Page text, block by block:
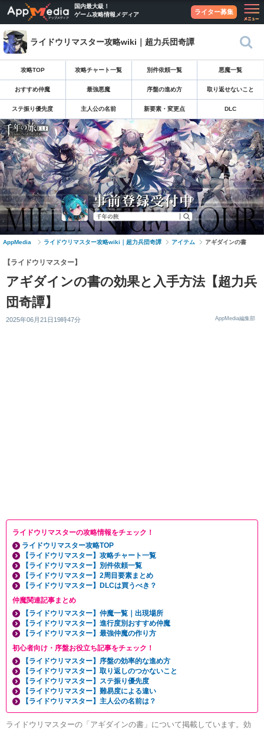
国内最大級！
ゲーム攻略情報メディア
ライター募集
ライドウリマスター攻略wiki｜超力兵団奇譚
攻略TOP 攻略チャート一覧 別件依頼一覧 悪魔一覧
おすすめ仲魔 最強悪魔 序盤の進め方 取り返せないこと
ステ振り優先度 主人公の名前 新要素・変更点 DLC
AppMedia ライドウリマスター攻略wiki｜超力兵団奇譚 アイテム アギダインの書
【ライドウリマスター】
アギダインの書の効果と入手方法【超力兵
団奇譚】
2025年06月21日19時47分 AppMedia編集部
ライドウリマスターの攻略情報をチェック！
ライドウリマスター攻略TOP
【ライドウリマスター】攻略チャート一覧
【ライドウリマスター】別件依頼一覧
【ライドウリマスター】2周目要素まとめ
【ライドウリマスター】DLCは買うべき？
仲魔関連記事まとめ
【ライドウリマスター】仲魔一覧｜出現場所
【ライドウリマスター】進行度別おすすめ仲魔
【ライドウリマスター】最強仲魔の作り方
初心者向け・序盤お役立ち記事をチェック！
【ライドウリマスター】序盤の効率的な進め方
【ライドウリマスター】取り返しのつかないこと
【ライドウリマスター】ステ振り優先度
【ライドウリマスター】難易度による違い
【ライドウリマスター】主人公の名前は？
ライドウリマスターの「アギダインの書」について掲載しています。効